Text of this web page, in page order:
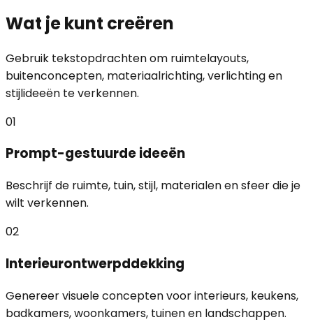
Wat je kunt creëren
Gebruik tekstopdrachten om ruimtelayouts,
buitenconcepten, materiaalrichting, verlichting en
stijlideeën te verkennen.
01
Prompt-gestuurde ideeën
Beschrijf de ruimte, tuin, stijl, materialen en sfeer die je
wilt verkennen.
02
Interieurontwerpddekking
Genereer visuele concepten voor interieurs, keukens,
badkamers, woonkamers, tuinen en landschappen.